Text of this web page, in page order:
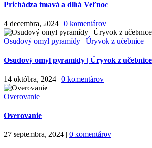
Prichádza tmavá a dlhá Veľnoc
4 decembra, 2024 | 0 komentárov
Osudový omyl pyramídy | Úryvok z učebnice
Osudový omyl pyramídy | Úryvok z učebnice
14 októbra, 2024 | 0 komentárov
Overovanie
Overovanie
27 septembra, 2024 | 0 komentárov